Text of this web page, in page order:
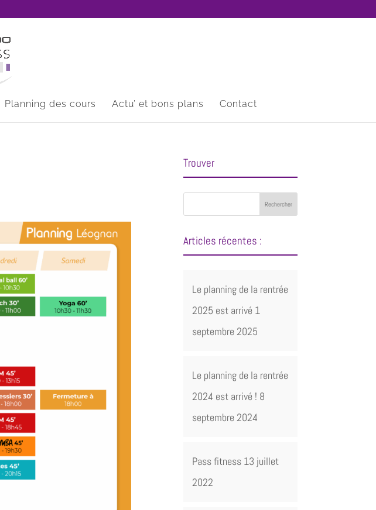
Planning des cours Actu’ et bons plans Contact
Trouver
Articles récentes :
Le planning de la rentrée
2025 est arrivé 1
septembre 2025
Le planning de la rentrée
2024 est arrivé ! 8
septembre 2024
Pass fitness 13 juillet
2022